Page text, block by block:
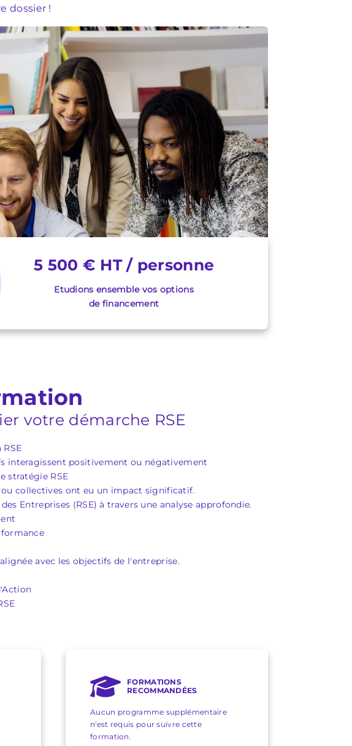
dossier !
5 500 € HT / personne
Etudions ensemble vos options
de financement
votre démarche RSE
interagissent positivement ou négativement
stratégie RSE
collectives ont eu un impact significatif.
Entreprises (RSE) à travers une analyse approfondie.
avec les objectifs de l'entreprise.
FORMATIONS
RECOMMANDÉES
Aucun programme supplémentaire
n'est requis pour suivre cette
formation.